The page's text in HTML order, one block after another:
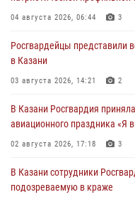
04 августа 2026, 06:44 3
Росгвардейцы представили
в Казани
03 августа 2026, 14:21 2
В Казани Росгвардия
авиационного праздника «Я
02 августа 2026, 17:18 3
В Казани сотрудники
подозреваемую в краже